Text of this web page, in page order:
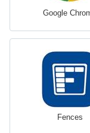
Google
Fences